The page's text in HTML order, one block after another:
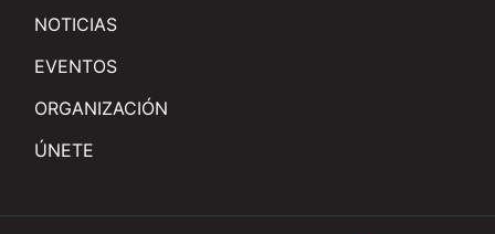
NOTICIAS
EVENTOS
ORGANIZACIÓN
ÚNETE